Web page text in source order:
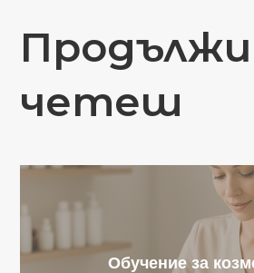
четеш
Обучение за